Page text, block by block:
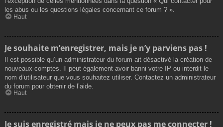
les abus ou les questions légales concernant ce forum ? ».
Haut
Je souhaite m’enregistrer, mais je n’y parviens pas !
Il est possible qu’un administrateur du forum ait désactivé la création de
nouveaux comptes. Il peut également avoir banni votre IP ou interdit le
nom d’utilisateur que vous souhaitez utiliser. Contactez un administrateur
du forum pour obtenir de l’aide.
Haut
Je suis enregistré mais je ne peux pas me connecter !